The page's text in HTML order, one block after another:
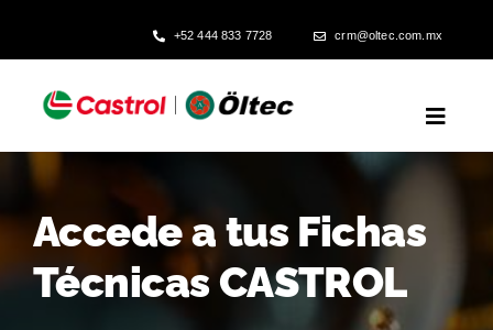
+52 444 833 7728 crm@oltec.com.mx
Toggle
Inicio
Confiabilidad Operativa
Accede a tus Fichas
Técnicas CASTROL